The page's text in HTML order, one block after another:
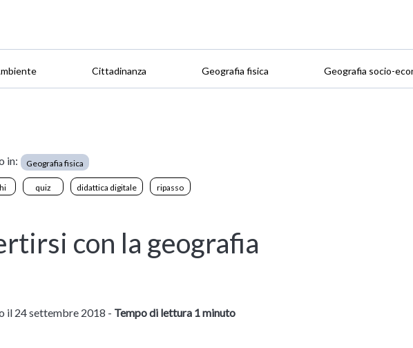
Cittadinanza Geografia fisica Geografia socio-
in: Geografia fisica
quiz didattica digitale ripasso
con la geografia
il 24 settembre 2018 - Tempo di lettura 1 minuto